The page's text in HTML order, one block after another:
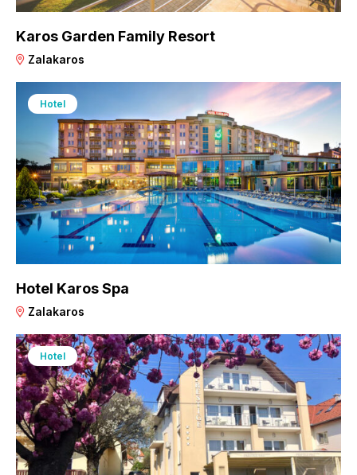
Karos Garden Family Resort
Zalakaros
Hotel
Hotel Karos Spa
Zalakaros
Hotel